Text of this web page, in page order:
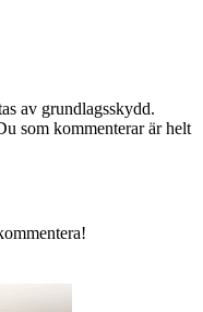
av grundlagsskydd.
som kommenterar är helt